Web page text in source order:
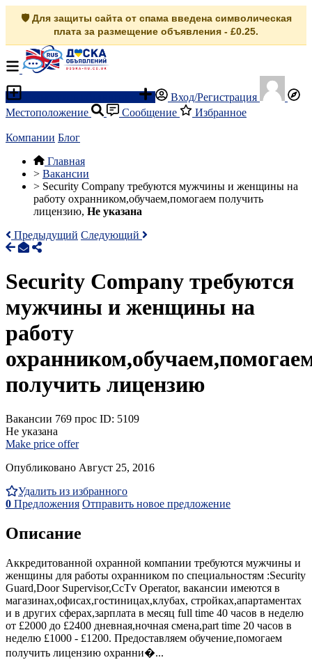
🛡️ Для защиты сайта от спама введена символическая
плата за размещение объявления - £0.25.
Вход/Регистрация
Местоположение
Сообщение Избранное
Компании Блог
Главная
> Вакансии
> Security Company требуются мужчины и женщины на
работу охранником,обучаем,помогаем получить
лицензию, Не указана
Предыдущий Следующий
Security Company требуются
мужчины и женщины на
работу
получить лицензию
Вакансии 769 прос ID: 5109
Не указана
Make price offer
Опубликовано Август 25, 2016
Удалить из избранного
0 Предложения Отправить новое предложение
Описание
Аккредитованной охранной компании требуются мужчины и
женщины для работы охранником по специальностям :Security
Guard,Door Supervisor,CcTv Operator, вакансии имеются в
магазинах,офисах,гостиницах,клубах, стройках,апартаментах
и в других сферах,зарплата в месяц full time 40 часов в неделю
от £2000 до £2400 дневная,ночная смена,part time 20 часов в
неделю £1000 - £1200. Предоставляем обучение,помогаем
получить лицензию охранни�...